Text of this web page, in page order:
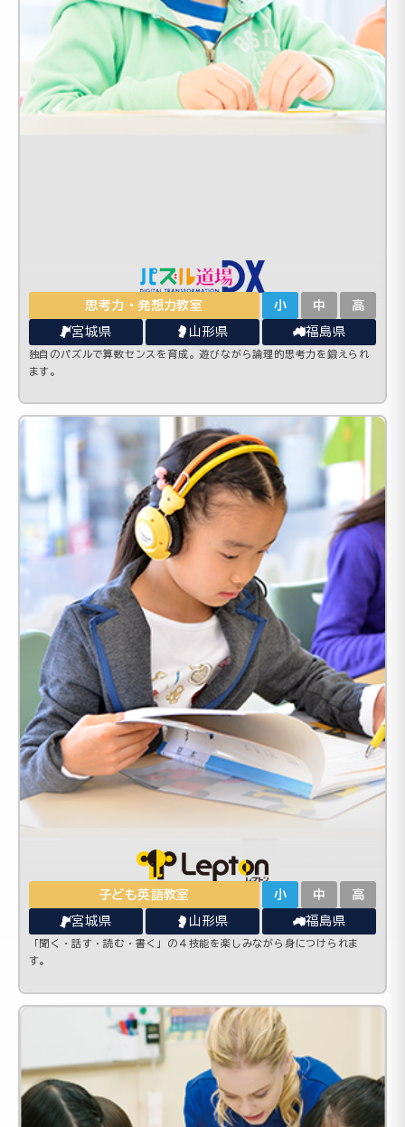
思考力・発想力教室 小 中 高
宮城県 山形県 福島県
独自のパズルで算数センスを育成。遊びながら論理的思考力を鍛えられ
ます。
子ども英語教室 小 中 高
宮城県 山形県 福島県
「聞く・話す・読む・書く」の４技能を楽しみながら身につけられま
す。